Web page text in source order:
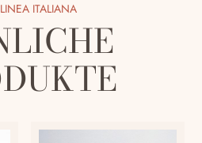
LINEA ITALIANA